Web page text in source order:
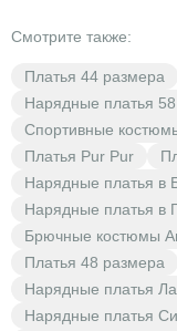
BrestOpt каждый
выгода!
Смотрите также:
Платья 44 размера
Нарядные платья
Спортивные
Платья Pur Pur
Нарядные платья в
Нарядные платья в
Брючные костюмы
Платья 48 размера
Нарядные платья
Нарядные платья